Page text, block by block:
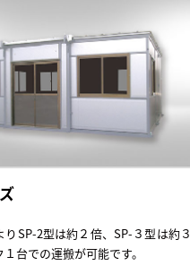
りSP-2型は約２倍、SP-３型は約３
台での運搬が可能です。